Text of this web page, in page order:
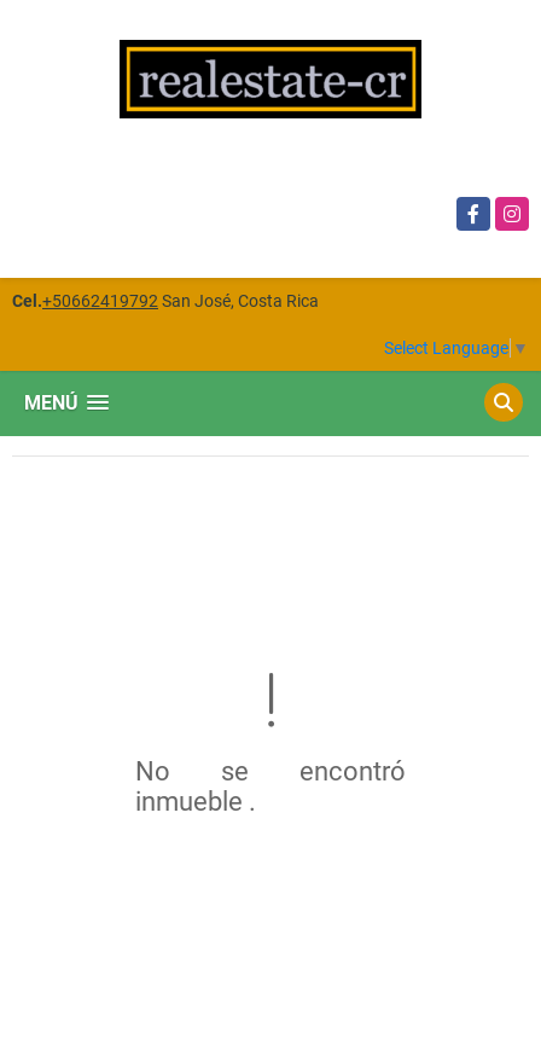
Facebook
Cel.+50662419792 San José, Costa Rica
Select Language ▼
MENÚ
No se encontró
inmueble .